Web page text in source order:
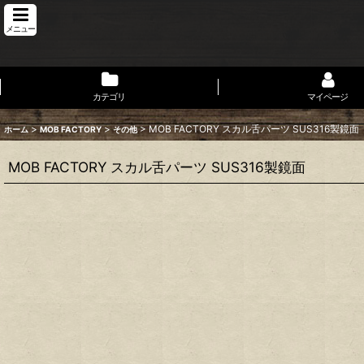
メニュー
カテゴリ マイページ
ホーム > MOB FACTORY > その他 > MOB FACTORY スカル舌パーツ SUS316製鏡面
MOB FACTORY スカル舌パーツ SUS316製鏡面